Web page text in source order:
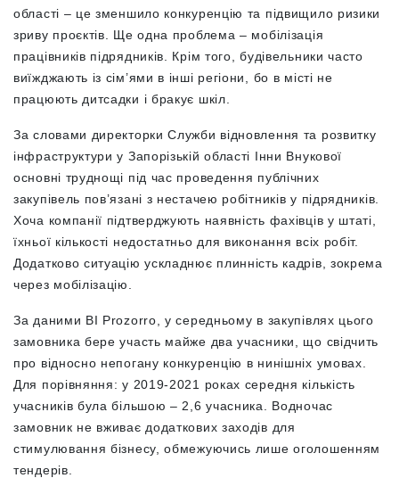
області – це зменшило конкуренцію та підвищило ризики
зриву проєктів. Ще одна проблема – мобілізація
працівників підрядників. Крім того, будівельники часто
виїжджають із сім’ями в інші регіони, бо в місті не
працюють дитсадки і бракує шкіл.
За словами директорки Служби відновлення та розвитку
інфраструктури у Запорізькій області Інни Внукової
основні труднощі під час проведення публічних
закупівель пов’язані з нестачею робітників у підрядників.
Хоча компанії підтверджують наявність фахівців у штаті,
їхньої кількості недостатньо для виконання всіх робіт.
Додатково ситуацію ускладнює плинність кадрів, зокрема
через мобілізацію.
За даними BI Prozorro, у середньому в закупівлях цього
замовника бере участь майже два учасники, що свідчить
про відносно непогану конкуренцію в нинішніх умовах.
Для порівняння: у 2019-2021 роках середня кількість
учасників була більшою – 2,6 учасника. Водночас
замовник не вживає додаткових заходів для
стимулювання бізнесу, обмежуючись лише оголошенням
тендерів.